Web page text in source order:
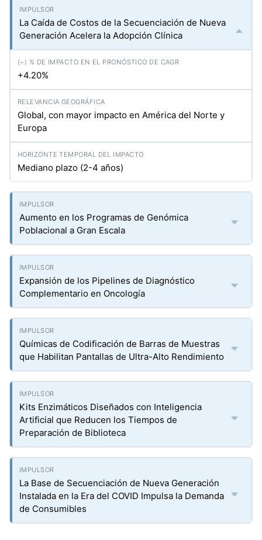
La Caída de Costos de la Secuenciación de Nueva
Generación Acelera la Adopción Clínica
+4.20%
Global, con mayor impacto en América del Norte y
Europa
Mediano plazo (2-4 años)
Aumento en los Programas de Genómica
Poblacional a Gran Escala
Expansión de los Pipelines de Diagnóstico
Complementario en Oncología
Químicas de Codificación de Barras de Muestras
que Habilitan Pantallas de Ultra-Alto Rendimiento
Kits Enzimáticos Diseñados con Inteligencia
Artificial que Reducen los Tiempos de
Preparación de Biblioteca
La Base de Secuenciación de Nueva Generación
Instalada en la Era del COVID Impulsa la Demanda
de Consumibles